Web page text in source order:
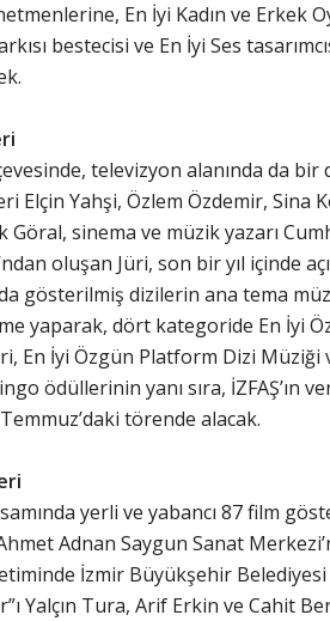
En İyi Kadın ve Erkek
bestecisi ve En İyi Ses
televizyon alanında da
Elçin Yahşi, Özlem Özdemir, Sina
Göral, sinema ve müzik yazarı
oluşan Jüri, son bir yıl içinde
gösterilmiş dizilerin ana tema
yaparak, dört kategoride En İyi
En İyi Özgün Platform Dizi Müziği
ödüllerinin yanı sıra, İZFAŞ’ın
törende alacak.
yerli ve yabancı 87 film
Adnan Saygun Sanat
İzmir Büyükşehir
Yalçın Tura, Arif Erkin ve Cahit